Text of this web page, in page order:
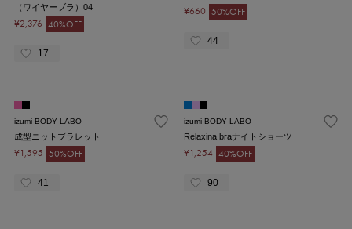
（ワイヤーブラ）04
¥2,376 40%OFF
17
¥660 50%OFF
44
izumi BODY LABO
成型ニットブラレット
¥1,595 50%OFF
41
izumi BODY LABO
Relaxina braナイトショーツ
¥1,254 40%OFF
90